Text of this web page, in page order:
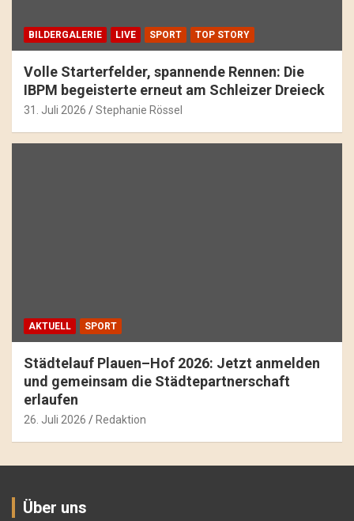
BILDERGALERIE LIVE SPORT TOP STORY
Volle Starterfelder, spannende Rennen: Die
IBPM begeisterte erneut am Schleizer Dreieck
31. Juli 2026 Stephanie Rössel
AKTUELL SPORT
Städtelauf Plauen–Hof 2026: Jetzt anmelden
und gemeinsam die Städtepartnerschaft
erlaufen
26. Juli 2026 Redaktion
Über uns